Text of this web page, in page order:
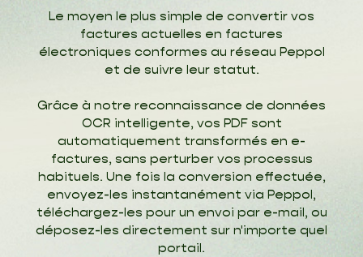
Le moyen le plus simple de convertir vos
factures actuelles en factures
électroniques conformes au réseau Peppol
et de suivre leur statut.
Grâce à notre reconnaissance de données
OCR intelligente, vos PDF sont
automatiquement transformés en e-
factures, sans perturber vos processus
habituels. Une fois la conversion effectuée,
envoyez-les instantanément via Peppol,
téléchargez-les pour un envoi par e-mail, ou
déposez-les directement sur n'importe quel
portail.